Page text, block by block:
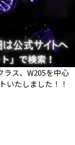
ラス、W205を中心
いたしました！！